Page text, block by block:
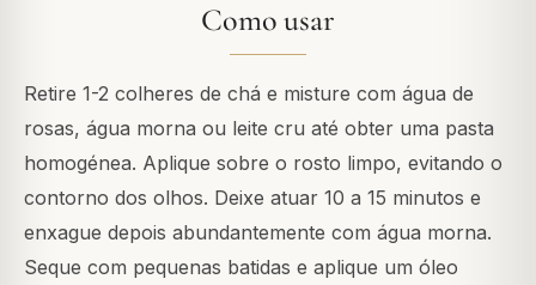
Como usar
Retire 1-2 colheres de chá e misture com água de
rosas, água morna ou leite cru até obter uma pasta
homogénea. Aplique sobre o rosto limpo, evitando o
contorno dos olhos. Deixe atuar 10 a 15 minutos e
enxague depois abundantemente com água morna.
Seque com pequenas batidas e aplique um óleo